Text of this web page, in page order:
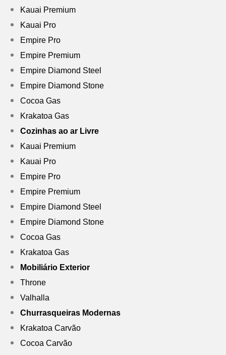
Kauai Premium
Kauai Pro
Empire Pro
Empire Premium
Empire Diamond Steel
Empire Diamond Stone
Cocoa Gas
Krakatoa Gas
Cozinhas ao ar Livre
Kauai Premium
Kauai Pro
Empire Pro
Empire Premium
Empire Diamond Steel
Empire Diamond Stone
Cocoa Gas
Krakatoa Gas
Mobiliário Exterior
Throne
Valhalla
Churrasqueiras Modernas
Krakatoa Carvão
Cocoa Carvão